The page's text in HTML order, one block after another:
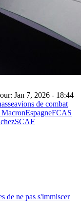
Jan 7, 2026 - 18:44
avions de combat
EspagneFCAS
SCAF
de ne pas s'immiscer